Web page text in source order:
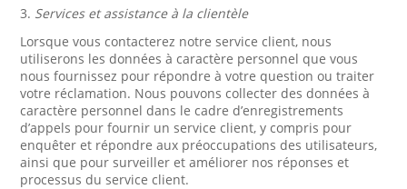
3. Services et assistance à la clientèle
Lorsque vous contacterez notre service client, nous
utiliserons les données à caractère personnel que vous
nous fournissez pour répondre à votre question ou traiter
votre réclamation. Nous pouvons collecter des données à
caractère personnel dans le cadre d’enregistrements
d’appels pour fournir un service client, y compris pour
enquêter et répondre aux préoccupations des utilisateurs,
ainsi que pour surveiller et améliorer nos réponses et
processus du service client.